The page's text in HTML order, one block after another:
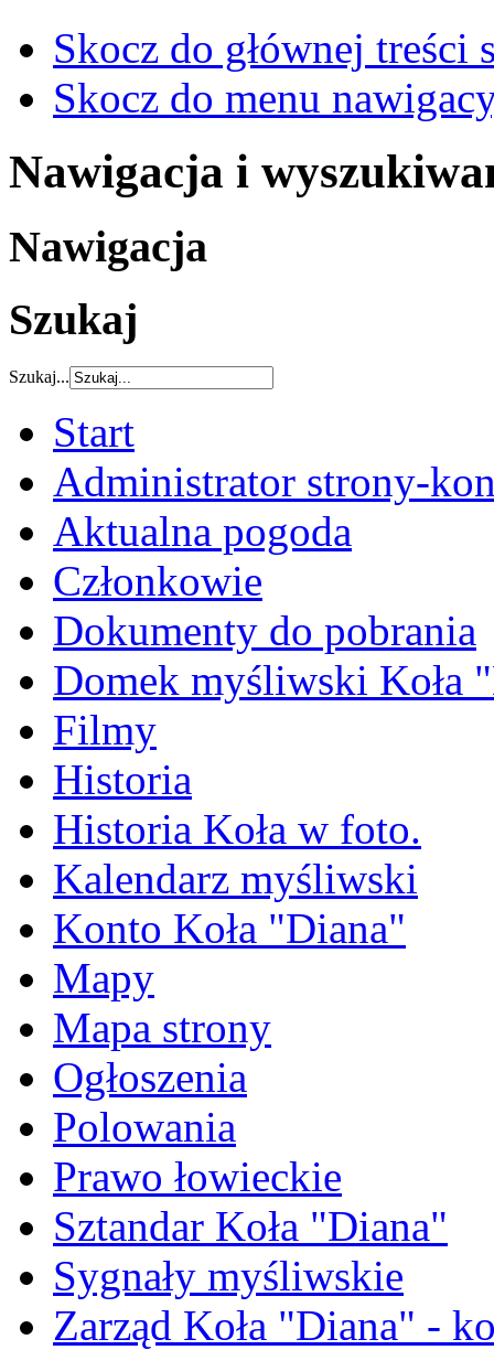
Skocz do głównej treści
Skocz do menu
Nawigacja i
Nawigacja
Szukaj
Szukaj...
Start
Administrator strony-
Aktualna pogoda
Członkowie
Dokumenty do pobrania
Domek myśliwski Koła
Filmy
Historia
Historia Koła w foto.
Kalendarz myśliwski
Konto Koła "Diana"
Mapy
Mapa strony
Ogłoszenia
Polowania
Prawo łowieckie
Sztandar Koła "Diana"
Sygnały myśliwskie
Zarząd Koła "Diana" -